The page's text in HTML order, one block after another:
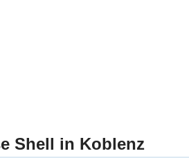
Shell in Koblenz